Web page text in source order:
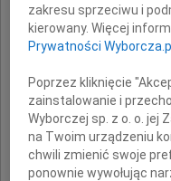
zakresu sprzeciwu i
kierowany. Więcej
Prywatności Wyborcza.pl
Poprzez kliknięcie
zainstalowanie i
Wyborczej sp. z o. o. jej
na Twoim urządzeniu
chwili zmienić swoje
ponownie wywołując